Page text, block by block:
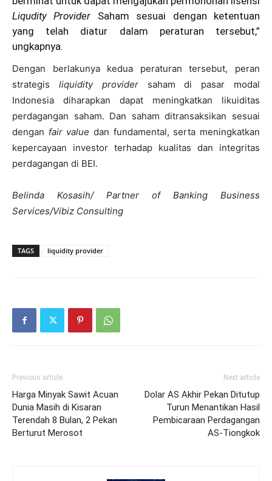
Liqudity Provider Saham sesuai dengan ketentuan
yang telah diatur dalam peraturan tersebut,”
ungkapnya.
Dengan berlakunya kedua peraturan tersebut, peran
strategis liquidity providersaham di pasar modal
Indonesia diharapkan dapat meningkatkan likuiditas
perdagangan saham. Dan saham ditransaksikan sesuai
dengan fair value dan fundamental, serta meningkatkan
kepercayaan investor terhadap kualitas dan integritas
perdagangan di BEI.
Belinda Kosasih/ Partner of Banking Business
Services/Vibiz Consulting
TAGS liquidity provider
Previous article
Harga Minyak Sawit Acuan
Dunia Masih di Kisaran
Terendah 8 Bulan, 2 Pekan
Berturut Merosot
Next article
Dolar AS Akhir Pekan Ditutup
Turun Menantikan Hasil
Pembicaraan Perdagangan
AS-Tiongkok